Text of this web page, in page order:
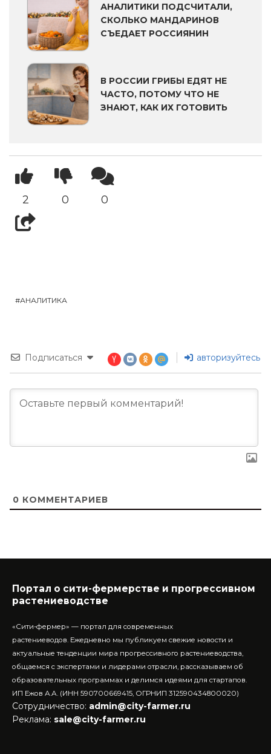
АНАЛИТИКИ ПОДСЧИТАЛИ,
СКОЛЬКО МАНДАРИНОВ
СЪЕДАЕТ РОССИЯНИН
В РОССИИ ГРИБЫ ЕДЯТ НЕ
ЧАСТО, ПОТОМУ ЧТО НЕ
ЗНАЮТ, КАК ИХ ГОТОВИТЬ
2 0 0
АНАЛИТИКА
Подписаться авторизуйтесь
0 КОММЕНТАРИЕВ
Портал о сити-фермерстве и прогрессивном
растениеводстве
«Сити-фермер» — портал для современных
растениеводов. Ежедневно мы публикуем свежие новости и
актуальные тенденции мира прогрессивного растениеводства,
общаемся с экспертами и лидерами отрасли, рассказываем об
образовательных программах и делимся идеями для стартапов.
ИП Ежов А.А. (ИНН 590700669415, ОГРНИП 312590434800020)
Сотрудничество: admin@city-farmer.ru
Реклама: sale@city-farmer.ru